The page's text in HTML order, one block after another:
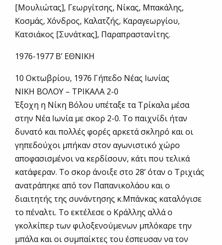
[Μουλιώτας], Γεωργίτσης, Νίκας, Μπακάλης,
Κοσμάς, Χόνδρος, Καλατζής, Καραγεωργίου,
Κατσιάκος [Συνάτκας], Παραπραστανίτης.
1976-1977 Β’ ΕΘΝΙΚΗ
10 Οκτωβρίου, 1976 Γήπεδο Νέας Ιωνίας
ΝΙΚΗ ΒΟΛΟΥ – ΤΡΙΚΑΛΑ 2-0
Έξοχη η Νίκη Βόλου υπέταξε τα Τρίκαλα μέσα
στην Νέα Ιωνία με σκορ 2-0. Το παιχνίδι ήταν
δυνατό και πολλές φορές αρκετά σκληρό και οι
γηπεδούχοι μπήκαν στον αγωνιστικό χώρο
αποφασισμένοι να κερδίσουν, κάτι που τελικά
κατάφεραν. Το σκορ άνοιξε στο 28’ όταν ο Τριχιάς
ανατράπηκε από τον Παπανικολάου και ο
διαιτητής της συνάντησης κ.Μπάνκας καταλόγισε
το πέναλτι. Το εκτέλεσε ο Κράλλης αλλά ο
γκολκίπερ των φιλοξενούμενων μπλόκαρε την
μπάλα και οι συμπαίκτες του έσπευσαν να τον